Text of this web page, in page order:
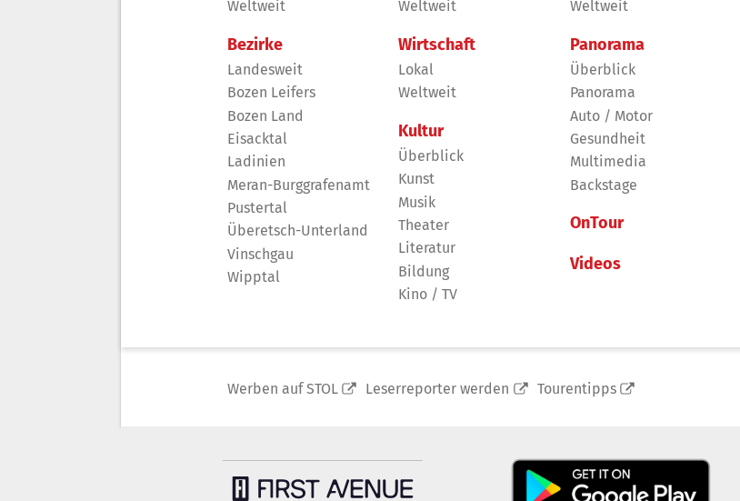
Weltweit
Bezirke
Landesweit
Bozen Leifers
Bozen Land
Eisacktal
Ladinien
Meran-Burggrafenamt
Pustertal
Überetsch-Unterland
Vinschgau
Wipptal
Weltweit
Wirtschaft
Lokal
Weltweit
Kultur
Überblick
Kunst
Musik
Theater
Literatur
Bildung
Kino / TV
Weltweit
Panorama
Überblick
Panorama
Auto / Motor
Gesundheit
Multimedia
Backstage
OnTour
Videos
Werben auf STOL Leserreporter werden Tourentipps